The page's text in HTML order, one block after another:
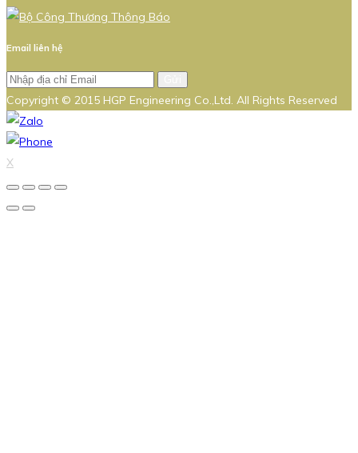
Email liên hệ
Copyright © 2015 HGP Engineering Co.,Ltd. All Rights Reserved
X